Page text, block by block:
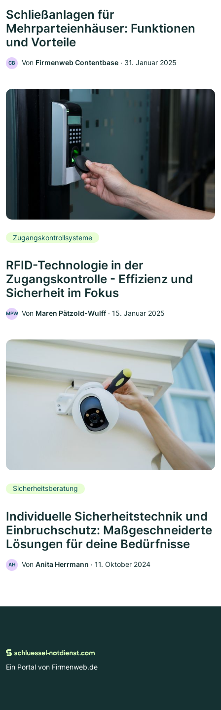
Schließanlagen für
Mehrparteienhäuser: Funktionen
und Vorteile
CB Von Firmenweb Contentbase ‧ 31. Januar 2025
Zugangskontrollsysteme
RFID-Technologie in der
Zugangskontrolle - Effizienz und
Sicherheit im Fokus
MPW Von Maren Pätzold-Wulff ‧ 15. Januar 2025
Sicherheitsberatung
Individuelle Sicherheitstechnik und
Einbruchschutz: Maßgeschneiderte
Lösungen für deine Bedürfnisse
AH Von Anita Herrmann ‧ 11. Oktober 2024
Ein Portal von Firmenweb.de